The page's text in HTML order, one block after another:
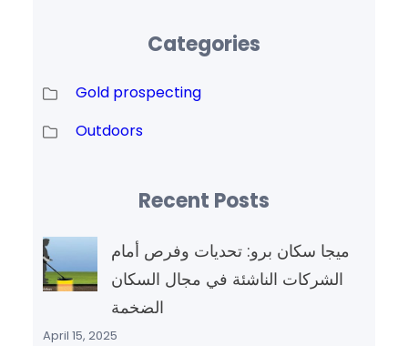
Categories
Gold prospecting
Outdoors
Recent Posts
ميجا سكان برو: تحديات وفرص أمام
الشركات الناشئة في مجال السكان
الضخمة
April 15, 2025